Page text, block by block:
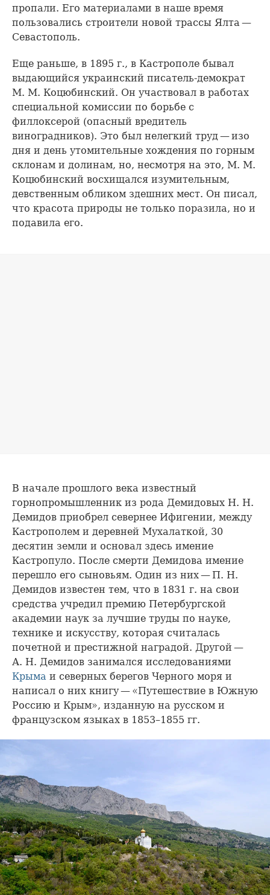
пропали. Его материалами в наше время
пользовались строители новой трассы Ялта —
Севастополь.
Еще раньше, в 1895 г., в Кастрополе бывал
выдающийся украинский писатель-демократ
М. М. Коцюбинский. Он участвовал в работах
специальной комиссии по борьбе с
филлоксерой (опасный вредитель
виноградников). Это был нелегкий труд — изо
дня и день утомительные хождения по горным
склонам и долинам, но, несмотря на это, М. М.
Коцюбинский восхищался изумительным,
девственным обликом здешних мест. Он писал,
что красота природы не только поразила, но и
подавила его.
В начале прошлого века известный
горнопромышленник из рода Демидовых Н. Н.
Демидов приобрел севернее Ифигении, между
Кастрополем и деревней Мухалаткой, 30
десятин земли и основал здесь имение
Кастропуло. После смерти Демидова имение
перешло его сыновьям. Один из них — П. Н.
Демидов известен тем, что в 1831 г. на свои
средства учредил премию Петербургской
академии наук за лучшие труды по науке,
технике и искусству, которая считалась
почетной и престижной наградой. Другой —
А. Н. Демидов занимался исследованиями
Крыма и северных берегов Черного моря и
написал о них книгу — «Путешествие в Южную
Россию и Крым», изданную на русском и
французском языках в 1853–1855 гг.